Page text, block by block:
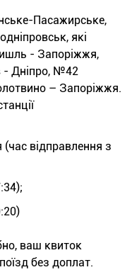
Пасажирське,
які
- Запоріжжя,
- Дніпро, №42
– Запоріжжя.
відправлення з
ваш квиток
без доплат.